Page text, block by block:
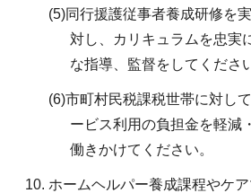
(5)同行援護従事者養成研修を
対し、カリキュラムを忠実
な指導、監督をしてくださ
(6)市町村民税課税世帯に対し
ービス利用の負担金を軽減
働きかけてください。
ホームヘルパー養成課程やケ